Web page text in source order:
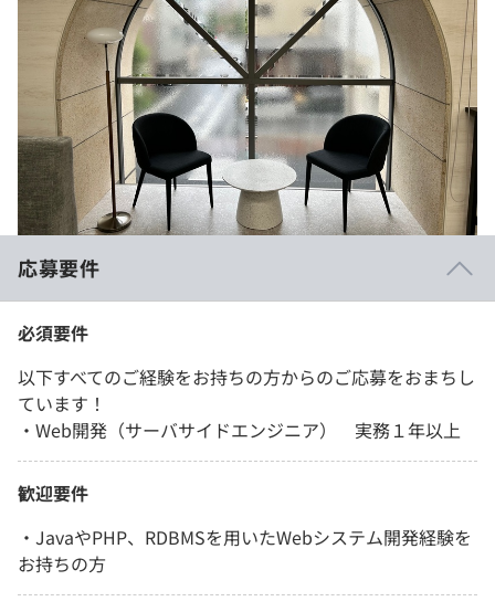
応募要件
必須要件
以下すべてのご経験をお持ちの方からのご応募をおまちし
ています！
・Web開発（サーバサイドエンジニア） 実務１年以上
歓迎要件
・JavaやPHP、RDBMSを用いたWebシステム開発経験を
お持ちの方